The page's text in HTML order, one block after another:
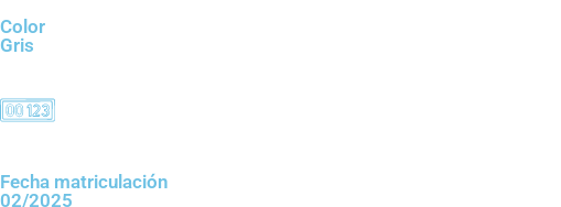
Color
Gris
Fecha matriculación
02/2025